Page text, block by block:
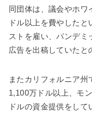
同団体は、議会やホワ
ドル以上を費やした
ストを雇い、パンデミ
広告を出稿していたと
またカリフォルニア
1,100万ドル以上、モ
ドルの資金提供をして